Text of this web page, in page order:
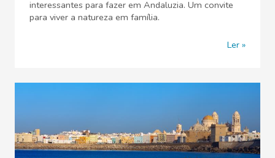
interessantes para fazer em Andaluzia. Um convite
para viver a natureza em família.
Ler